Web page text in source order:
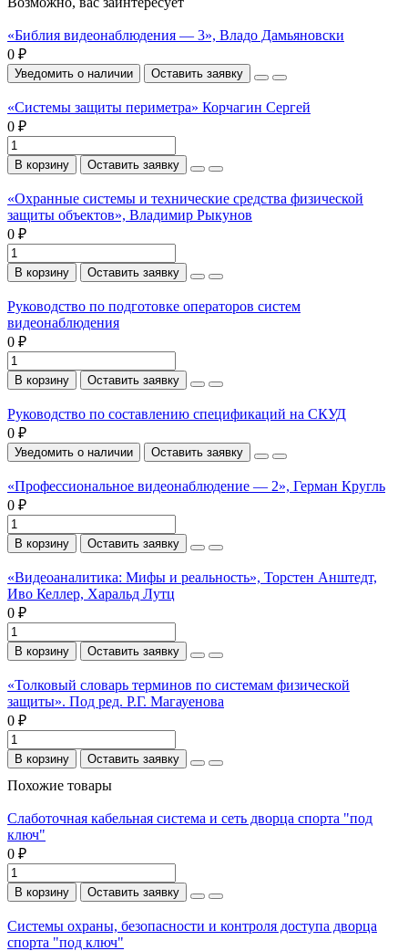
«Библия видеонаблюдения — 3», Владо Дамьяновски
0 ₽
Уведомить о наличии Оставить заявку
«Системы защиты периметра» Корчагин Сергей
0 ₽
В корзину Оставить заявку
«Охранные системы и технические средства физической
защиты объектов», Владимир Рыкунов
0 ₽
В корзину Оставить заявку
Руководство по подготовке операторов систем
видеонаблюдения
0 ₽
В корзину Оставить заявку
Руководство по составлению спецификаций на СКУД
0 ₽
Уведомить о наличии Оставить заявку
«Профессиональное видеонаблюдение — 2», Герман Кругль
0 ₽
В корзину Оставить заявку
«Видеоаналитика: Мифы и реальность», Торстен Анштедт,
Иво Келлер, Харальд Лутц
0 ₽
В корзину Оставить заявку
«Толковый словарь терминов по системам физической
защиты». Под ред. Р.Г. Магауенова
0 ₽
В корзину Оставить заявку
Похожие товары
Слаботочная кабельная система и сеть дворца спорта "под
ключ"
0 ₽
В корзину Оставить заявку
Системы охраны, безопасности и контроля доступа дворца
спорта "под ключ"